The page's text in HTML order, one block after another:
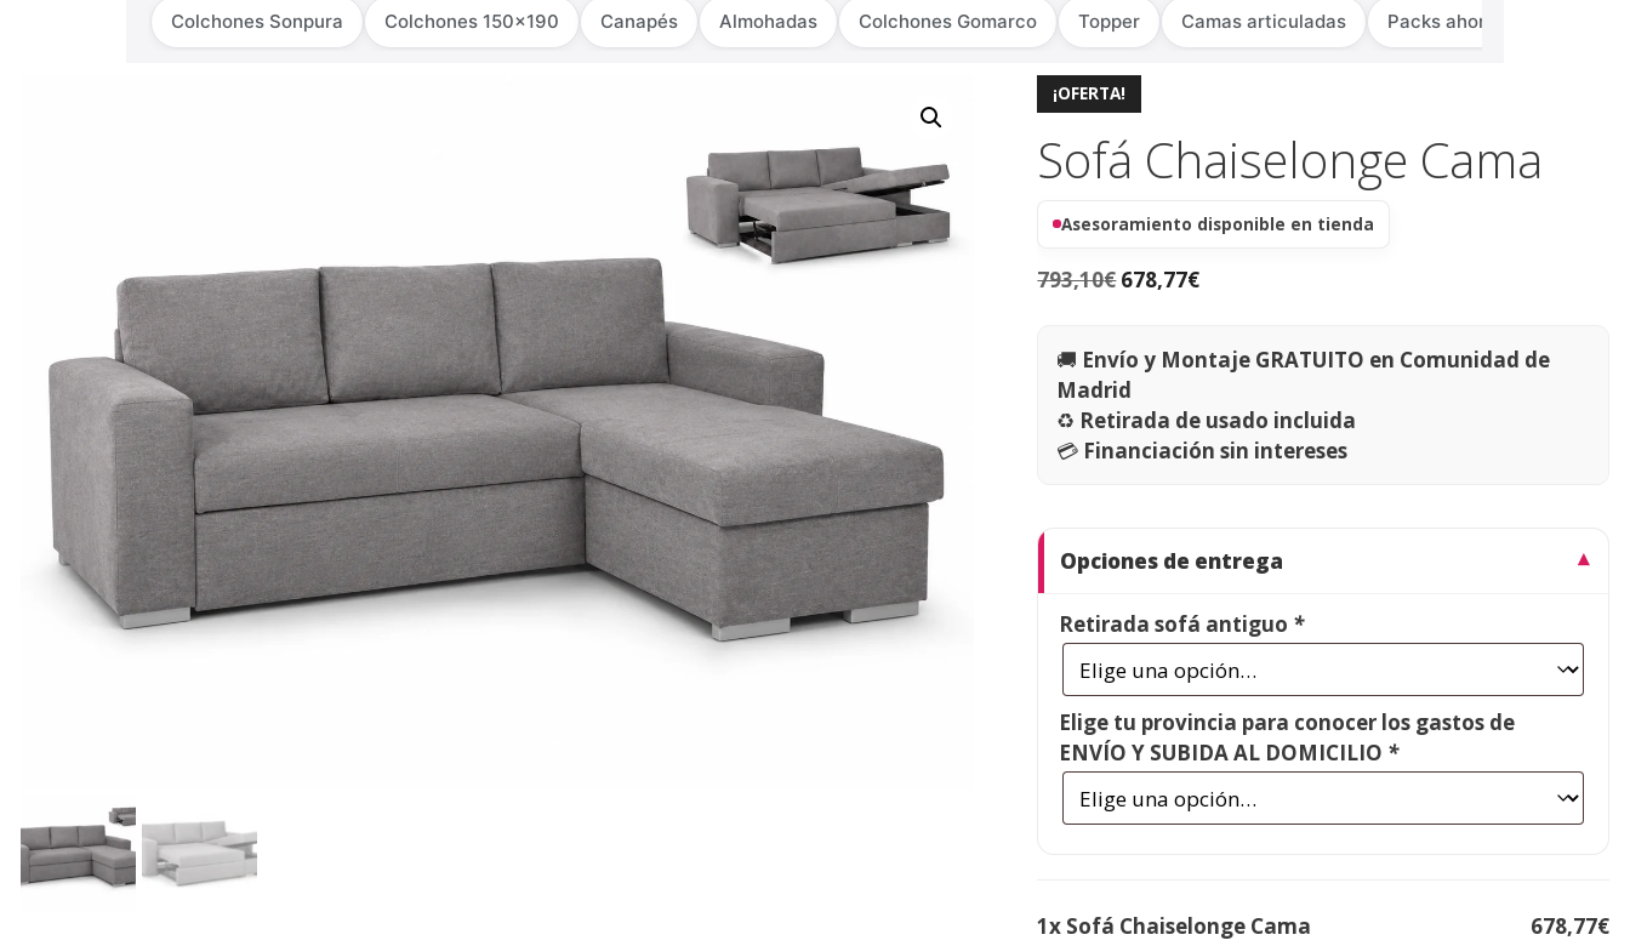
Colchones Sonpura Colchones 150x190 Canapés Almohadas Colchones Gomarco Topper Camas articuladas Packs ahorro
¡OFERTA!
Sofá Chaiselonge Cama
Asesoramiento disponible en tienda
793,10€ 678,77€
🚚 Envío y Montaje GRATUITO en Comunidad de
Madrid
♻️ Retirada de usado incluida
💳 Financiación sin intereses
Opciones de entrega
Retirada sofá antiguo *
Elige tu provincia para conocer los gastos de
ENVÍO Y SUBIDA AL DOMICILIO *
1x Sofá Chaiselonge Cama 678,77€